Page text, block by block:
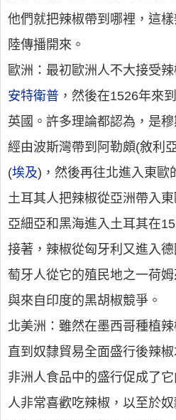
他們就把辣椒帶到哪裡，這
陸傳播開來。
歐洲：最初歐洲人不大接受
安特衛普 ，然後在1526年來
英國。許多理論都認為，是
經由波斯灣帶到阿勒頗(敘利
(埃及)，然後再往北進入東歐
土耳其人把辣椒從亞洲帶入
亞細亞和黑海進入土耳其在
接著，辣椒從匈牙利又進入
萄牙人從它的殖民地之一荷
與來自印度的黑胡椒競爭。
北美洲：雖然在墨西哥種植
直到奴隸貿易全面盛行後辣
非洲人食品中的盛行促成了
人非常喜歡吃辣椒，以至於